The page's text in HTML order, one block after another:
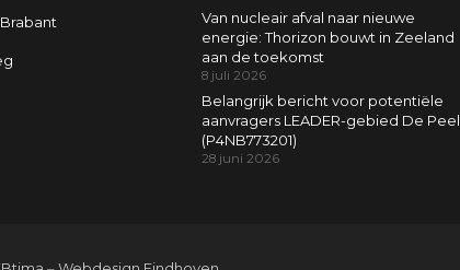
Van nucleair afval naar nieuwe
energie: Thorizon bouwt in Zeeland
aan de toekomst
8 juli 2026
Belangrijk bericht voor potentiële
aanvragers LEADER-gebied De Peel
(P4NB773201)
28 juni 2026